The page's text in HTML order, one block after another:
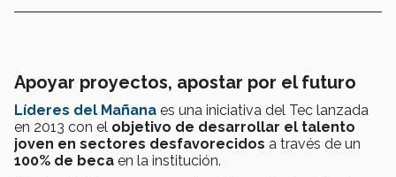
Apoyar proyectos, apostar por el futuro
Líderes del Mañana es una iniciativa del Tec lanzada
en 2013 con el objetivo de desarrollar el talento
joven en sectores desfavorecidos a través de un
100% de beca en la institución.